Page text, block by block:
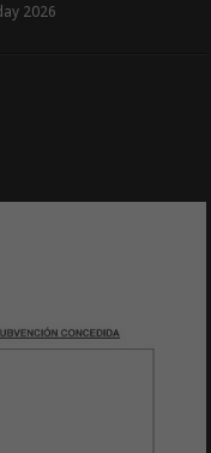
2026